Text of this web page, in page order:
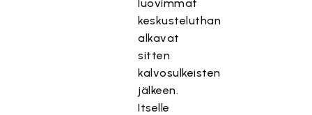
luovimmat
keskusteluthan
alkavat
sitten
kalvosulkeisten
jälkeen.
Itselle